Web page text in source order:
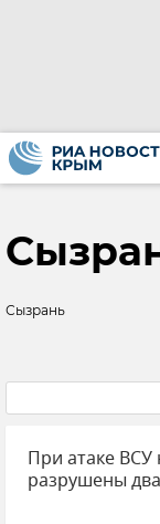
Сызрань
При атаке
разрушены